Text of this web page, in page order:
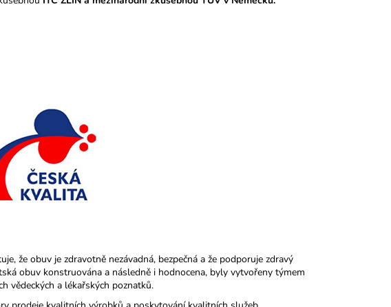
že obuv je zdravotně nezávadná, bezpečná a že podporuje zdravý
obuv konstruována a následně i hodnocena, byly vytvořeny týmem
vědeckých a lékařských poznatků.